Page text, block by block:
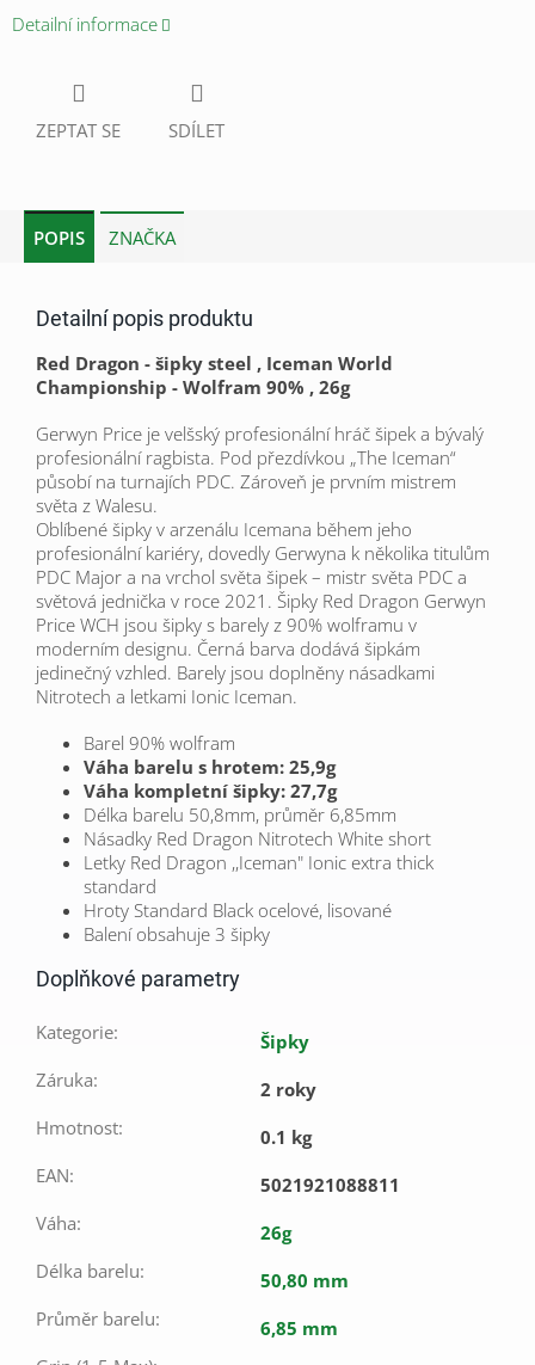
Detailní informace
ZEPTAT SE SDÍLET
POPIS ZNAČKA
Detailní popis produktu
Red Dragon - šipky steel , Iceman World
Championship - Wolfram 90% , 26g
Gerwyn Price je velšský profesionální hráč šipek a bývalý
profesionální ragbista. Pod přezdívkou „The Iceman“
působí na turnajích PDC. Zároveň je prvním mistrem
světa z Walesu.
Oblíbené šipky v arzenálu Icemana během jeho
profesionální kariéry, dovedly Gerwyna k několika titulům
PDC Major a na vrchol světa šipek – mistr světa PDC a
světová jednička v roce 2021. Šipky Red Dragon Gerwyn
Price WCH jsou šipky s barely z 90% wolframu v
moderním designu. Černá barva dodává šipkám
jedinečný vzhled. Barely jsou doplněny násadkami
Nitrotech a letkami Ionic Iceman.
Barel 90% wolfram
Váha barelu s hrotem: 25,9g
Váha kompletní šipky: 27,7g
Délka barelu 50,8mm, průměr 6,85mm
Násadky Red Dragon Nitrotech White short
Letky Red Dragon ,,Iceman" Ionic extra thick
standard
Hroty Standard Black ocelové, lisované
Balení obsahuje 3 šipky
Doplňkové parametry
Kategorie:
Šipky
Záruka:
2 roky
Hmotnost:
0.1 kg
EAN:
5021921088811
Váha:
26g
Délka barelu:
50,80 mm
Průměr barelu:
6,85 mm